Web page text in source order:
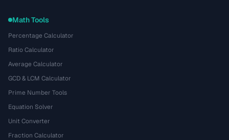
Math Tools
Percentage Calculator
Ratio Calculator
Average Calculator
GCD & LCM Calculator
Prime Number Tools
Equation Solver
Unit Converter
Fraction Calculator